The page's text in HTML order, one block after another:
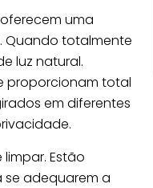
uma
Quando totalmente
luz natural.
proporcionam total
em diferentes
Estão
se adequarem a